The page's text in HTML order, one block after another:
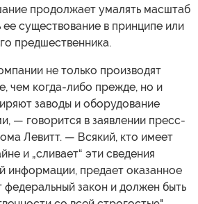
продолжает умалять масштаб
существование в принципе или
предшественника.
не только производят
чем когда-либо прежде, но и
заводы и оборудование
— говорится в заявлении пресс-
Левитт. — Всякий, кто имеет
и „сливает“ эти сведения
информации, предает оказанное
закон и должен быть